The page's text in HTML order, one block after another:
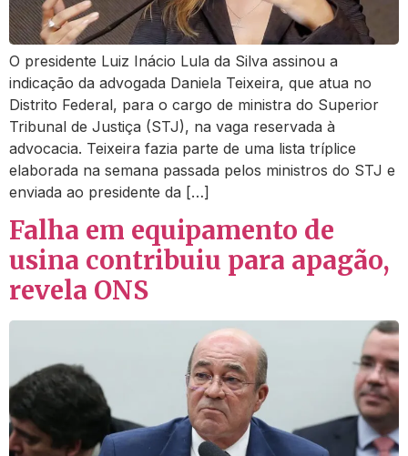
O presidente Luiz Inácio Lula da Silva assinou a
indicação da advogada Daniela Teixeira, que atua no
Distrito Federal, para o cargo de ministra do Superior
Tribunal de Justiça (STJ), na vaga reservada à
advocacia. Teixeira fazia parte de uma lista tríplice
elaborada na semana passada pelos ministros do STJ e
enviada ao presidente da […]
Falha em equipamento de
usina contribuiu para apagão,
revela ONS